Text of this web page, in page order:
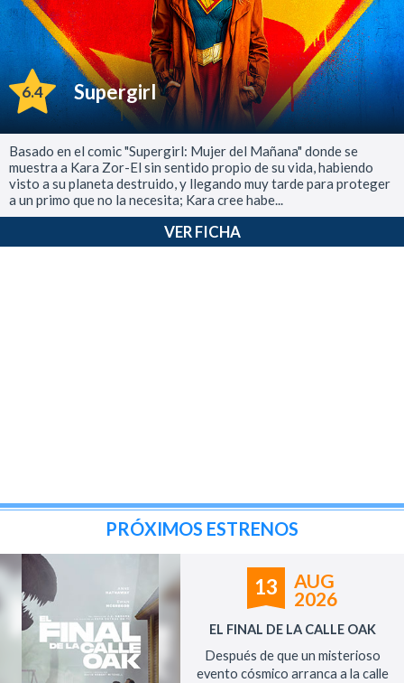
6.4 Supergirl
Basado en el comic "Supergirl: Mujer del Mañana" donde se
muestra a Kara Zor-El sin sentido propio de su vida, habiendo
visto a su planeta destruido, y llegando muy tarde para proteger
a un primo que no la necesita; Kara cree habe...
VER FICHA
PRÓXIMOS ESTRENOS
13
AUG
2026
EL FINAL DE LA CALLE OAK
Después de que un misterioso
evento cósmico arranca a la calle